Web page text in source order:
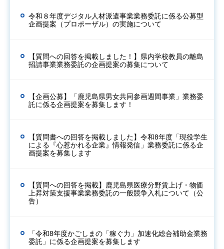
令和８年度デジタル人材派遣事業業務委託に係る公募型
企画提案（プロポーザル）の実施について
【質問への回答を掲載しました！】県内学校教員の離島
招請事業業務委託の企画提案の募集について
【企画公募】「鹿児島県男女共同参画週間事業」業務委
託に係る企画提案を募集します！
【質問書への回答を掲載しました】令和8年度「現役学生
による『心惹かれる企業』情報発信」業務委託に係る企
画提案を募集します
【質問への回答を掲載】鹿児島県医療分野賃上げ・物価
上昇対策支援事業業務委託の一般競争入札について（公
告）
「令和8年度かごしまの「稼ぐ力」加速化総合補助金業務
委託」に係る企画提案を募集します